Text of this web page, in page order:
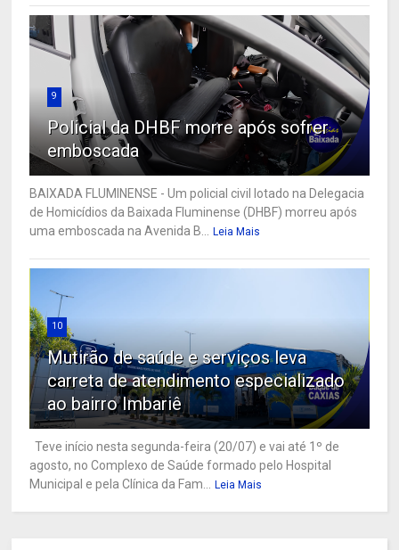
9
Policial da DHBF morre após sofrer
emboscada
BAIXADA FLUMINENSE - Um policial civil lotado na Delegacia
de Homicídios da Baixada Fluminense (DHBF) morreu após
uma emboscada na Avenida B...
Leia Mais
10
Mutirão de saúde e serviços leva
carreta de atendimento especializado
ao bairro Imbariê
Teve início nesta segunda-feira (20/07) e vai até 1º de
agosto, no Complexo de Saúde formado pelo Hospital
Municipal e pela Clínica da Fam...
Leia Mais